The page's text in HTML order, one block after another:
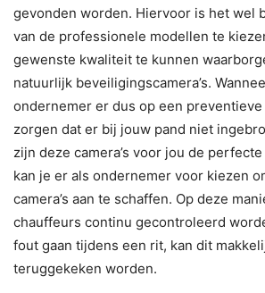
gevonden worden. Hiervoor is het wel
van de professionele modellen te
gewenste kwaliteit te kunnen
natuurlijk beveiligingscamera’s.
ondernemer er dus op een
zorgen dat er bij jouw pand niet
zijn deze camera’s voor jou de
kan je er als ondernemer voor kiezen
camera’s aan te schaffen. Op deze
chauffeurs continu gecontroleerd
fout gaan tijdens een rit, kan dit
teruggekeken worden.